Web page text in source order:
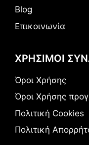
Blog
Επικοινωνία
ΧΡΗΣΙΜΟΙ
Όροι Χρήσης
Όροι Χρήσης
Πολιτική Cookies
Πολιτική